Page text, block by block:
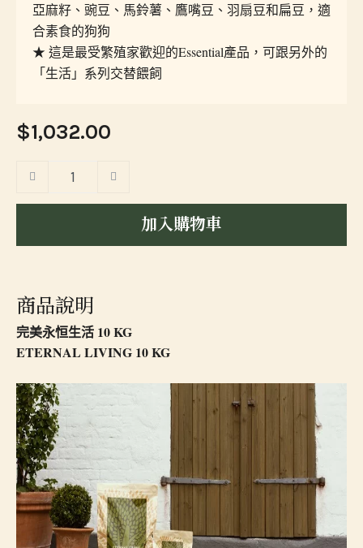
亞麻籽、豌豆、馬鈴薯、鷹嘴豆、羽扇豆和扁豆，適
合素食的狗狗
★ 這是最受繁殖家歡迎的Essential產品，可跟另外的
「生活」系列交替餵飼
$1,032.00
加入購物車
商品說明
完美永恒生活 10 KG
ETERNAL LIVING 10 KG